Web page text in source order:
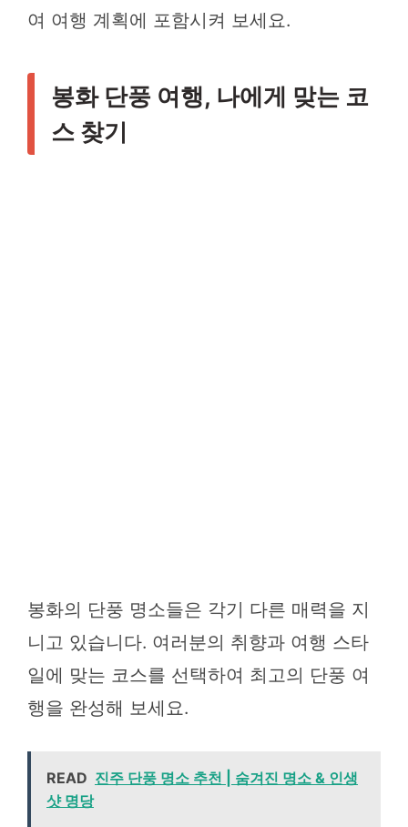
여 여행 계획에 포함시켜 보세요.
봉화 단풍 여행, 나에게 맞는 코
스 찾기
봉화의 단풍 명소들은 각기 다른 매력을 지
니고 있습니다. 여러분의 취향과 여행 스타
일에 맞는 코스를 선택하여 최고의 단풍 여
행을 완성해 보세요.
READ 진주 단풍 명소 추천 | 숨겨진 명소 & 인생
샷 명당